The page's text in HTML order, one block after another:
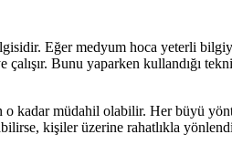
Eğer medyum hoca yeterli
Bunu yaparken kullandığı
kadar müdahil olabilir. Her büyü
kişiler üzerine rahatlıkla